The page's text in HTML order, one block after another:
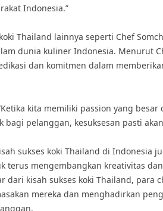
Indonesia.”
Thailand lainnya seperti Chef
dunia kuliner Indonesia. Menurut
dan komitmen dalam
kita memiliki passion yang besar
bagi pelanggan, kesuksesan pasti
sukses koki Thailand di Indonesia
terus mengembangkan kreativitas
dari kisah sukses koki Thailand, para
mereka dan menghadirkan